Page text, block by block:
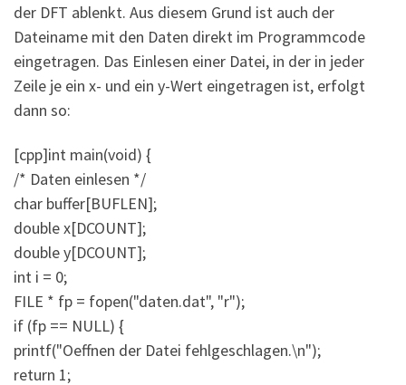
der DFT ablenkt. Aus diesem Grund ist auch der
Dateiname mit den Daten direkt im Programmcode
eingetragen. Das Einlesen einer Datei, in der in jeder
Zeile je ein x- und ein y-Wert eingetragen ist, erfolgt
dann so:
[cpp]int main(void) {
/* Daten einlesen */
char buffer[BUFLEN];
double x[DCOUNT];
double y[DCOUNT];
int i = 0;
FILE * fp = fopen("daten.dat", "r");
if (fp == NULL) {
printf("Oeffnen der Datei fehlgeschlagen.\n");
return 1;